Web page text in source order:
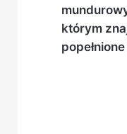
którym